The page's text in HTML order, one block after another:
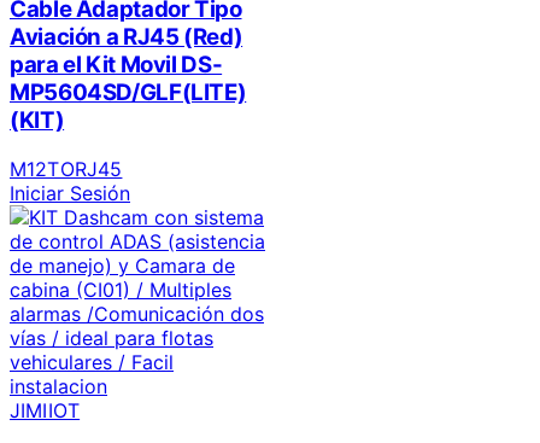
Cable Adaptador Tipo
Aviación a RJ45 (Red)
para el Kit Movil DS-
MP5604SD/GLF(LITE)
(KIT)
M12TORJ45
Iniciar Sesión
JIMIIOT